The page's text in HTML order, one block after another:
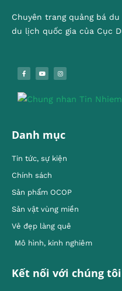
Chuyên trang quảng bá
du lịch quốc gia của Cục
Danh mục
Tin tức, sự kiện
Chính sách
Sản phẩm OCOP
Sản vật vùng miền
Vẻ đẹp làng quê
Mô hình, kinh nghiêm
Kết nối với chúng tôi